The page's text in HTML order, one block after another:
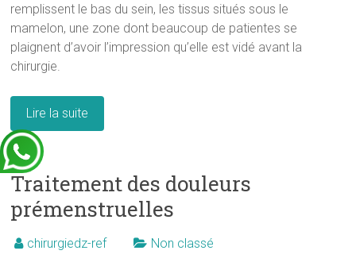
remplissent le bas du sein, les tissus situés sous le
mamelon, une zone dont beaucoup de patientes se
plaignent d’avoir l’impression qu’elle est vidé avant la
chirurgie.
Lire la suite
Traitement des douleurs
prémenstruelles
chirurgiedz-ref Non classé